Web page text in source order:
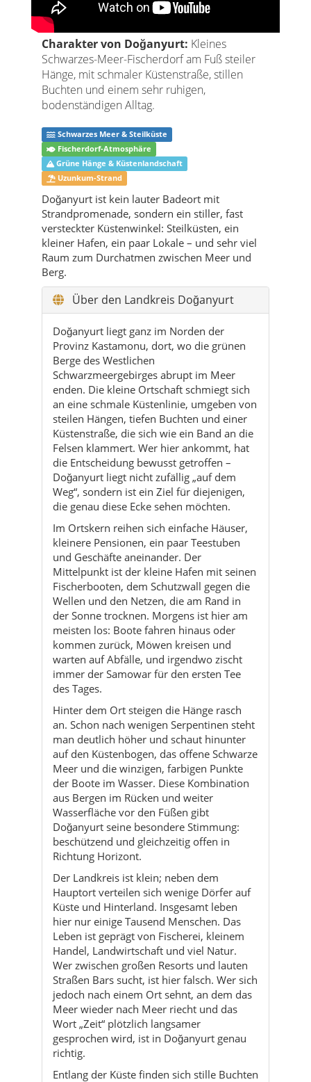
Charakter von Doğanyurt: Kleines
Schwarzes-Meer-Fischerdorf am Fuß steiler
Hänge, mit schmaler Küstenstraße, stillen
Buchten und einem sehr ruhigen,
bodenständigen Alltag.
Schwarzes Meer & Steilküste
Fischerdorf-Atmosphäre
Grüne Hänge & Küstenlandschaft
Uzunkum-Strand
Doğanyurt ist kein lauter Badeort mit
Strandpromenade, sondern ein stiller, fast
versteckter Küstenwinkel: Steilküsten, ein
kleiner Hafen, ein paar Lokale – und sehr viel
Raum zum Durchatmen zwischen Meer und
Berg.
Über den Landkreis Doğanyurt
Doğanyurt liegt ganz im Norden der
Provinz Kastamonu, dort, wo die grünen
Berge des Westlichen
Schwarzmeergebirges abrupt im Meer
enden. Die kleine Ortschaft schmiegt sich
an eine schmale Küstenlinie, umgeben von
steilen Hängen, tiefen Buchten und einer
Küstenstraße, die sich wie ein Band an die
Felsen klammert. Wer hier ankommt, hat
die Entscheidung bewusst getroffen –
Doğanyurt liegt nicht zufällig „auf dem
Weg“, sondern ist ein Ziel für diejenigen,
die genau diese Ecke sehen möchten.
Im Ortskern reihen sich einfache Häuser,
kleinere Pensionen, ein paar Teestuben
und Geschäfte aneinander. Der
Mittelpunkt ist der kleine Hafen mit seinen
Fischerbooten, dem Schutzwall gegen die
Wellen und den Netzen, die am Rand in
der Sonne trocknen. Morgens ist hier am
meisten los: Boote fahren hinaus oder
kommen zurück, Möwen kreisen und
warten auf Abfälle, und irgendwo zischt
immer der Samowar für den ersten Tee
des Tages.
Hinter dem Ort steigen die Hänge rasch
an. Schon nach wenigen Serpentinen steht
man deutlich höher und schaut hinunter
auf den Küstenbogen, das offene Schwarze
Meer und die winzigen, farbigen Punkte
der Boote im Wasser. Diese Kombination
aus Bergen im Rücken und weiter
Wasserfläche vor den Füßen gibt
Doğanyurt seine besondere Stimmung:
beschützend und gleichzeitig offen in
Richtung Horizont.
Der Landkreis ist klein; neben dem
Hauptort verteilen sich wenige Dörfer auf
Küste und Hinterland. Insgesamt leben
hier nur einige Tausend Menschen. Das
Leben ist geprägt von Fischerei, kleinem
Handel, Landwirtschaft und viel Natur.
Wer zwischen großen Resorts und lauten
Straßen Bars sucht, ist hier falsch. Wer sich
jedoch nach einem Ort sehnt, an dem das
Meer wieder nach Meer riecht und das
Wort „Zeit“ plötzlich langsamer
gesprochen wird, ist in Doğanyurt genau
richtig.
Entlang der Küste finden sich stille Buchten